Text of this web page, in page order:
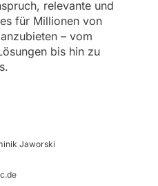
relevante und
für Millionen von
– vom
bis hin zu
Jaworski